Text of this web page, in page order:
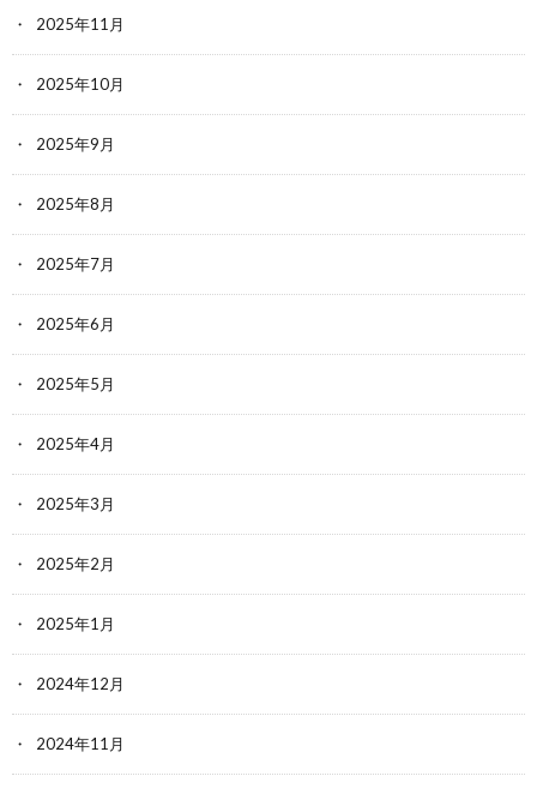
2025年11月
2025年10月
2025年9月
2025年8月
2025年7月
2025年6月
2025年5月
2025年4月
2025年3月
2025年2月
2025年1月
2024年12月
2024年11月